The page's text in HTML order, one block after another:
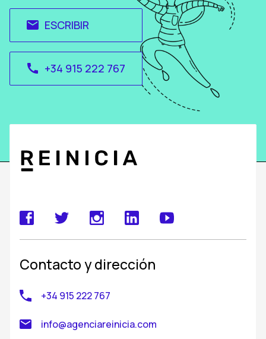
email ESCRIBIR
call +34 915 222 767
Contacto y dirección
+34 915 222 767
info@agenciareinicia.com